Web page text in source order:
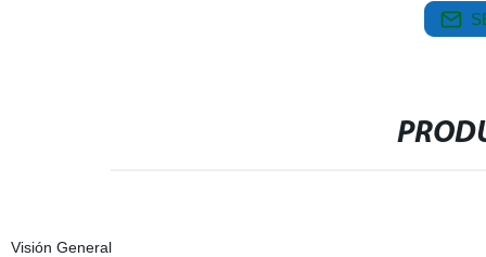
Visión General